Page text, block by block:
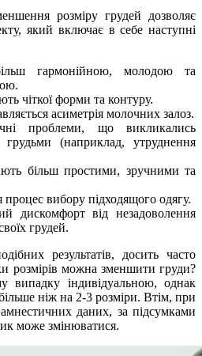
розміру грудей дозволяє
який включає в себе наступні
гармонійною, молодою та
чіткої форми та контуру.
асиметрія молочних залоз.
проблеми, що викликались
(наприклад, утруднення
більш простими, зручними та
вибору підходящого одягу.
дискомфорт від незадоволення
грудей.
результатів, досить часто
розмірів можна зменшити груди?
випадку індивідуальною, однак
ніж на 2-3 розміри. Втім, при
даних, за підсумками
може змінюватися.